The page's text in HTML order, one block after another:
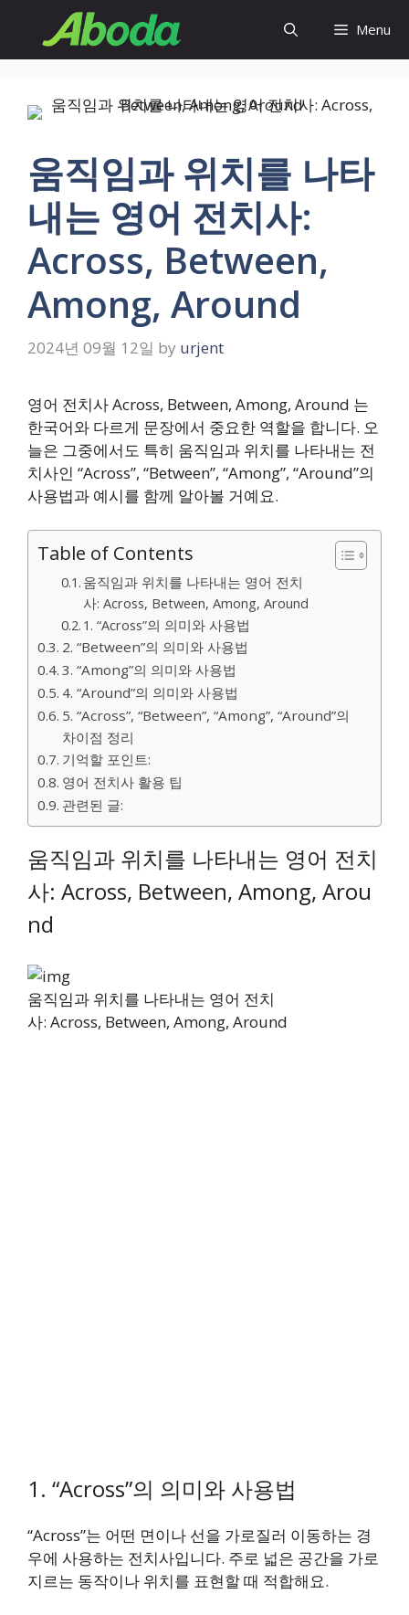
content
Menu
움직임과 위치를 나타
내는 영어 전치사:
Across, Between,
Among, Around
2024년 09월 12일 by urjent
영어 전치사 Across, Between, Among, Around 는
한국어와 다르게 문장에서 중요한 역할을 합니다. 오
늘은 그중에서도 특히 움직임과 위치를 나타내는 전
치사인 “Across”, “Between”, “Among”, “Around”의
사용법과 예시를 함께 알아볼 거예요.
Table of Contents
움직임과 위치를 나타내는 영어 전치
사: Across, Between, Among, Around
1. “Across”의 의미와 사용법
2. “Between”의 의미와 사용법
3. “Among”의 의미와 사용법
4. “Around”의 의미와 사용법
5. “Across”, “Between”, “Among”, “Around”의
차이점 정리
기억할 포인트:
영어 전치사 활용 팁
관련된 글:
움직임과 위치를 나타내는 영어 전치
사: Across, Between, Among, Arou
nd
움직임과 위치를 나타내는 영어 전치
사: Across, Between, Among, Around
1. “Across”의 의미와 사용법
“Across”는 어떤 면이나 선을 가로질러 이동하는 경
우에 사용하는 전치사입니다. 주로 넓은 공간을 가로
지르는 동작이나 위치를 표현할 때 적합해요.